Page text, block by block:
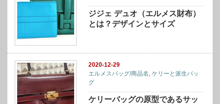
ジジェ デュオ（エルメス財布）
とは？デザインとサイズ
2020-12-29
エルメスバッグ/商品名 ,ケリーと派生バッ
グ
ケリーバッグの原型であるサッ